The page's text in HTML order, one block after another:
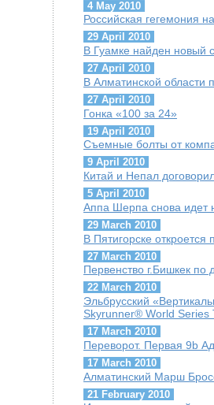
4 May 2010
Российская гегемония
29 April 2010
В Гуамке найден новый
27 April 2010
В Алматинской области
27 April 2010
Гонка «100 за 24»
19 April 2010
Съемные болты от
9 April 2010
Китай и Непал
5 April 2010
Аппа Шерпа снова идет
29 March 2010
В Пятигорске
27 March 2010
Первенство г.Бишкек по
22 March 2010
Эльбрусский
Skyrunner® World Series
17 March 2010
Переворот. Первая 9b
17 March 2010
Алматинский Марш
21 February 2010